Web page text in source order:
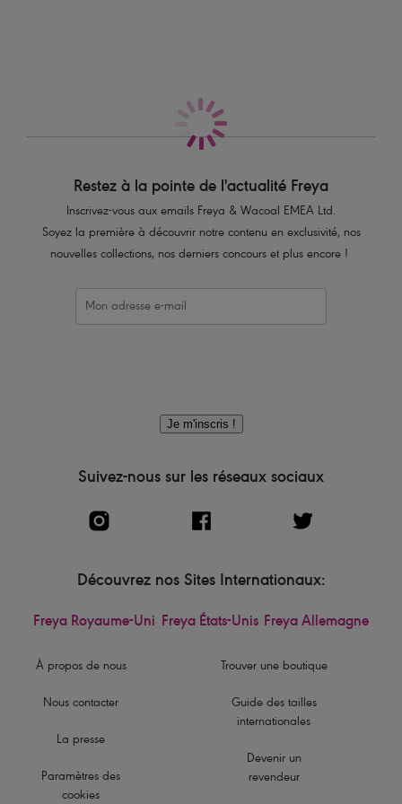
Bonnets en mousse pour un galbe parfait
Galbe et maintien garantis grâce aux bonnets qui enveloppent la
poitrine
Panneaux en maille laissent respirer la peau
Bretelles réglables avec crochet J au dos pour un dos nageur
Fermeture à agrafage légère pour un confort maximal
Maintien ferme
À propos de nous
Nous contacter
La presse
Paramètres des
cookies
Restez à la pointe de l'actualité Freya
Inscrivez-vous aux emails Freya & Wacoal EMEA Ltd.
Soyez la première à découvrir notre contenu en exclusivité, nos
nouvelles collections, nos derniers concours et plus encore !
Je m'inscris !
Suivez-nous sur les réseaux sociaux
Découvrez nos Sites Internationaux:
Freya Royaume-Uni Freya États-Unis Freya Allemagne
Trouver une boutique
Guide des tailles
internationales
Devenir un
revendeur